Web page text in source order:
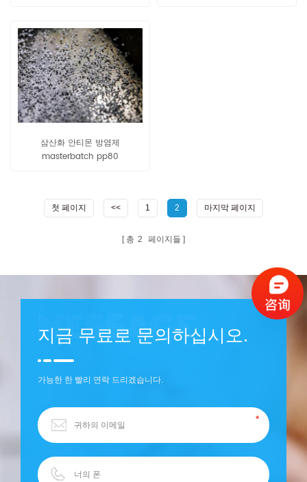
삼산화 안티몬 방염제
masterbatch pp80
첫 페이지 << 1 2 마지막 페이지
총 2 페이지들
지금 무료로 문의하십시오.
가능한 한 빨리 연락 드리겠습니다.